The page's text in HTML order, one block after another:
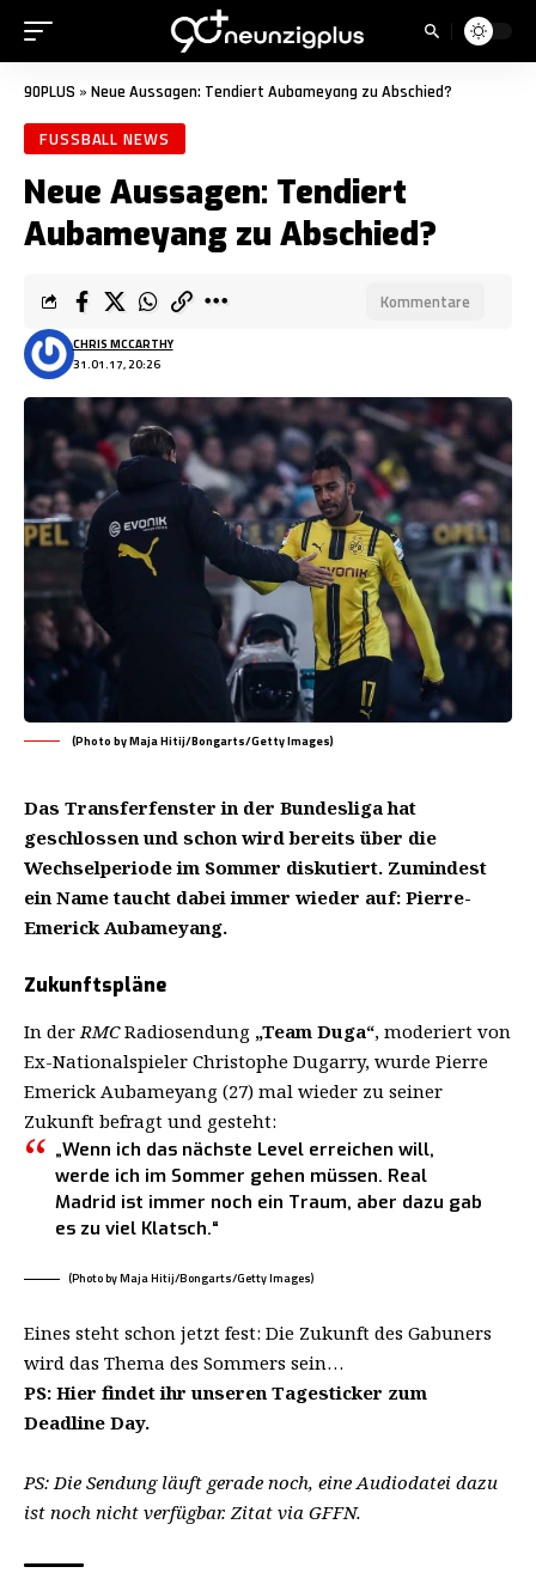
90PLUS » Neue Aussagen: Tendiert Aubameyang zu Abschied?
FUSSBALL NEWS
Neue Aussagen: Tendiert
Aubameyang zu Abschied?
31.01.17, 20:26
CHRIS MCCARTHY
Kommentare
(Photo by Maja Hitij/Bongarts/Getty Images)
Das Transferfenster in der Bundesliga hat
geschlossen und schon wird bereits über die
Wechselperiode im Sommer diskutiert. Zumindest
ein Name taucht dabei immer wieder auf: Pierre-
Emerick Aubameyang.
Zukunftspläne
In derRMCRadiosendung „Team Duga“, moderiert von
Ex-Nationalspieler Christophe Dugarry, wurde Pierre
Emerick Aubameyang (27) mal wieder zu seiner
Zukunft befragt und gesteht:
„Wenn ich das nächste Level erreichen will,
werde ich im Sommer gehen müssen. Real
Madrid ist immer noch ein Traum, aber dazu gab
es zu viel Klatsch.“
(Photo by Maja Hitij/Bongarts/Getty Images)
Eines steht schon jetzt fest: Die Zukunft des Gabuners
wird das Thema des Sommers sein…
PS: Hier findet ihr unseren Tagesticker zum
Deadline Day.
PS: Die Sendung läuft gerade noch, eine Audiodatei dazu
ist noch nicht verfügbar. Zitat via GFFN.